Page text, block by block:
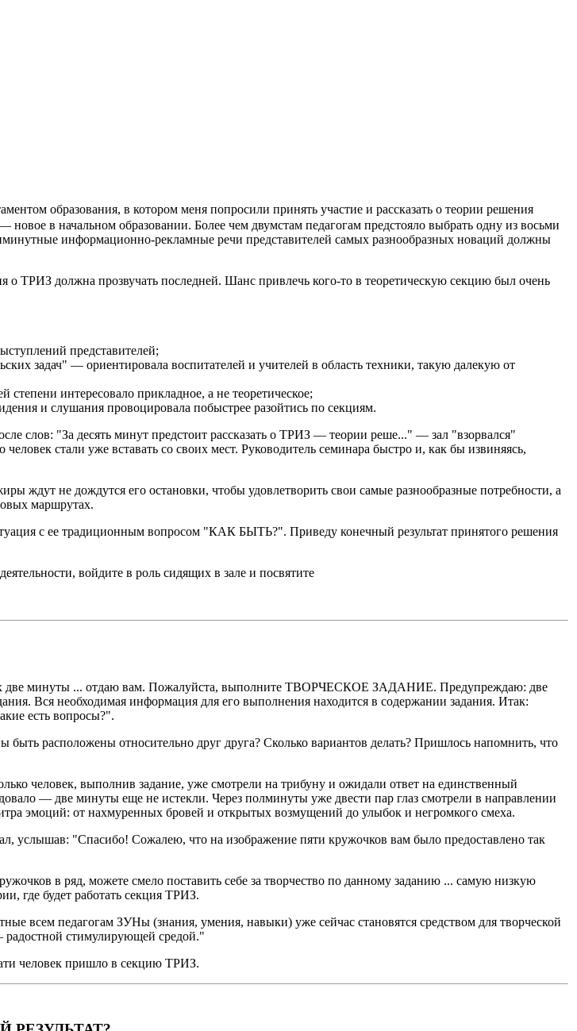
образования, в котором меня попросили принять участие и рассказать о теории решения
в начальном образовании. Более чем двумстам педагогам предстояло выбрать одну из восьми
информационно-рекламные речи представителей самых разнообразных новаций должны
ТРИЗ должна прозвучать последней. Шанс привлечь кого-то в теоретическую секцию был очень
представителей;
задач" — ориентировала воспитателей и учителей в область техники, такую далекую от
интересовало прикладное, а не теоретическое;
и слушания провоцировала побыстрее разойтись по секциям.
слов: "За десять минут предстоит рассказать о ТРИЗ — теории реше..." — зал "взорвался"
стали уже вставать со своих мест. Руководитель семинара быстро и, как бы извиняясь,
ждут не дождутся его остановки, чтобы удовлетворить свои самые разнообразные потребности, а
маршрутах.
с ее традиционным вопросом "КАК БЫТЬ?". Приведу конечный результат принятого решения
войдите в роль сидящих в зале и посвятите
минуты ... отдаю вам. Пожалуйста, выполните ТВОРЧЕСКОЕ ЗАДАНИЕ. Предупреждаю: две
Вся необходимая информация для его выполнения находится в содержании задания. Итак:
есть вопросы?".
расположены относительно друг друга? Сколько вариантов делать? Пришлось напомнить, что
человек, выполнив задание, уже смотрели на трибуну и ожидали ответ на единственный
— две минуты еще не истекли. Через полминуты уже двести пар глаз смотрели в направлении
эмоций: от нахмуренных бровей и открытых возмущений до улыбок и негромкого смеха.
услышав: "Спасибо! Сожалею, что на изображение пяти кружочков вам было предоставлено так
в ряд, можете смело поставить себе за творчество по данному заданию ... самую низкую
где будет работать секция ТРИЗ.
педагогам ЗУНы (знания, умения, навыки) уже сейчас становятся средством для творческой
радостной стимулирующей средой."
человек пришло в секцию ТРИЗ.